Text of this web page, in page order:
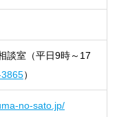
談室（平日9時～17
）
no-sato.jp/